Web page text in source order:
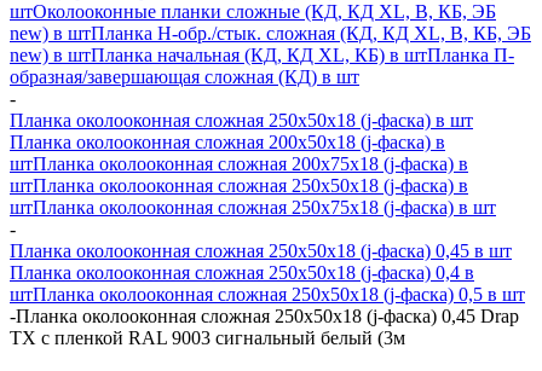
штОколооконные планки сложные (КД, КД XL, В, КБ, ЭБ
new) в штПланка H-обр./стык. сложная (КД, КД XL, В, КБ, ЭБ
new) в штПланка начальная (КД, КД XL, КБ) в штПланка П-
образная/завершающая сложная (КД) в шт
-
Планка околооконная сложная 250х50х18 (j-фаска) в шт
Планка околооконная сложная 200х50х18 (j-фаска) в
штПланка околооконная сложная 200х75х18 (j-фаска) в
штПланка околооконная сложная 250х50х18 (j-фаска) в
штПланка околооконная сложная 250х75х18 (j-фаска) в шт
-
Планка околооконная сложная 250х50х18 (j-фаска) 0,45 в шт
Планка околооконная сложная 250х50х18 (j-фаска) 0,4 в
штПланка околооконная сложная 250х50х18 (j-фаска) 0,5 в шт
-Планка околооконная сложная 250х50х18 (j-фаска) 0,45 Drap
TX с пленкой RAL 9003 сигнальный белый (3м